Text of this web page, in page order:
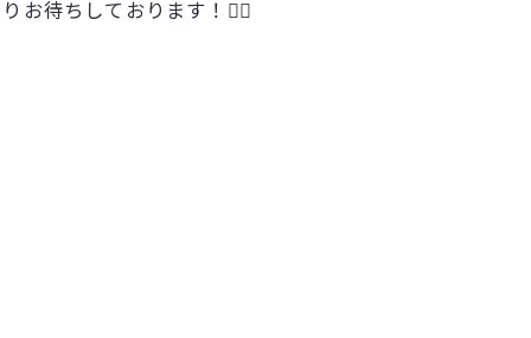
お待ちしております！🙇‍♂️